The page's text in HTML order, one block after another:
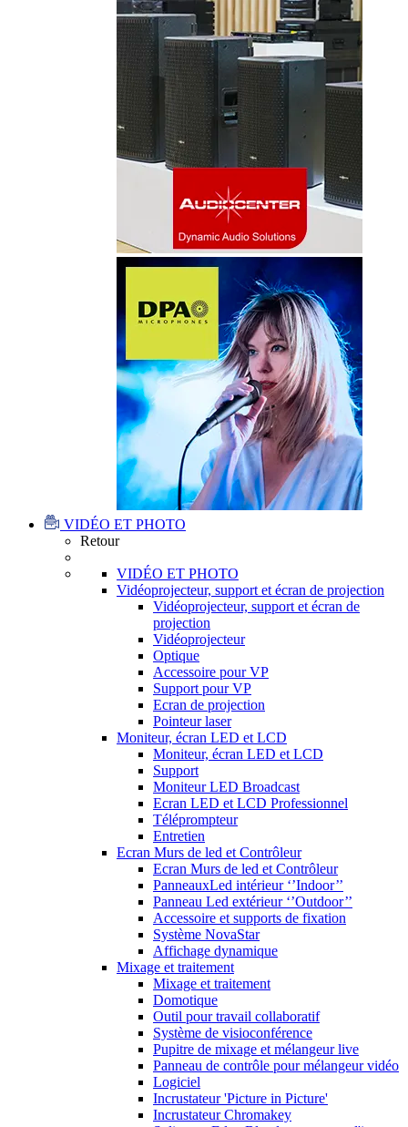
VIDÉO ET PHOTO
Retour
VIDÉO ET PHOTO
Vidéoprojecteur, support et écran de projection
Vidéoprojecteur, support et écran de
projection
Vidéoprojecteur
Optique
Accessoire pour VP
Support pour VP
Ecran de projection
Pointeur laser
Moniteur, écran LED et LCD
Moniteur, écran LED et LCD
Support
Moniteur LED Broadcast
Ecran LED et LCD Professionnel
Téléprompteur
Entretien
Ecran Murs de led et Contrôleur
Ecran Murs de led et Contrôleur
PanneauxLed intérieur ‘’Indoor’’
Panneau Led extérieur ‘’Outdoor’’
Accessoire et supports de fixation
Système NovaStar
Affichage dynamique
Mixage et traitement
Mixage et traitement
Domotique
Outil pour travail collaboratif
Système de visioconférence
Pupitre de mixage et mélangeur live
Panneau de contrôle pour mélangeur vidéo
Logiciel
Incrustateur 'Picture in Picture'
Incrustateur Chromakey